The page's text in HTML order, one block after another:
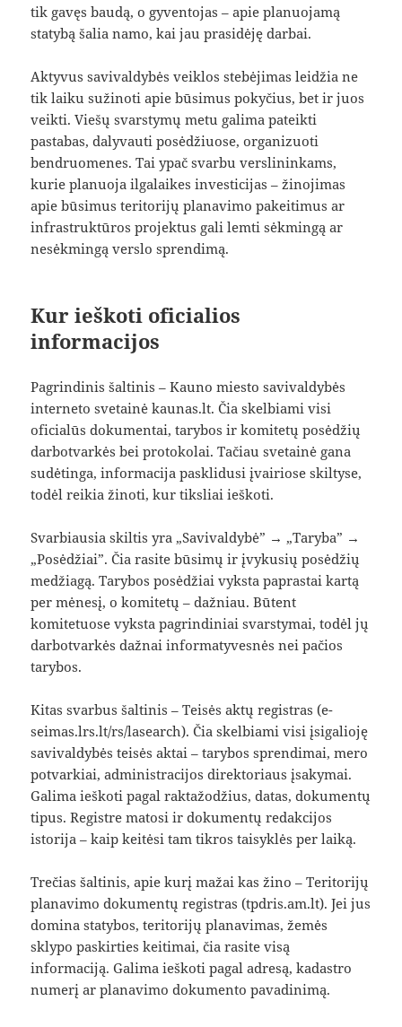
tik gavęs baudą, o gyventojas – apie planuojamą
statybą šalia namo, kai jau prasidėję darbai.
Aktyvus savivaldybės veiklos stebėjimas leidžia ne
tik laiku sužinoti apie būsimus pokyčius, bet ir juos
veikti. Viešų svarstymų metu galima pateikti
pastabas, dalyvauti posėdžiuose, organizuoti
bendruomenes. Tai ypač svarbu verslininkams,
kurie planuoja ilgalaikes investicijas – žinojimas
apie būsimus teritorijų planavimo pakeitimus ar
infrastruktūros projektus gali lemti sėkmingą ar
nesėkmingą verslo sprendimą.
Kur ieškoti oficialios
informacijos
Pagrindinis šaltinis – Kauno miesto savivaldybės
interneto svetainė kaunas.lt. Čia skelbiami visi
oficialūs dokumentai, tarybos ir komitetų posėdžių
darbotvarkės bei protokolai. Tačiau svetainė gana
sudėtinga, informacija pasklidusi įvairiose skiltyse,
todėl reikia žinoti, kur tiksliai ieškoti.
Svarbiausia skiltis yra „Savivaldybė” → „Taryba” →
„Posėdžiai”. Čia rasite būsimų ir įvykusių posėdžių
medžiagą. Tarybos posėdžiai vyksta paprastai kartą
per mėnesį, o komitetų – dažniau. Būtent
komitetuose vyksta pagrindiniai svarstymai, todėl jų
darbotvarkės dažnai informatyvesnės nei pačios
tarybos.
Kitas svarbus šaltinis – Teisės aktų registras (e-
seimas.lrs.lt/rs/lasearch). Čia skelbiami visi įsigalioję
savivaldybės teisės aktai – tarybos sprendimai, mero
potvarkiai, administracijos direktoriaus įsakymai.
Galima ieškoti pagal raktažodžius, datas, dokumentų
tipus. Registre matosi ir dokumentų redakcijos
istorija – kaip keitėsi tam tikros taisyklės per laiką.
Trečias šaltinis, apie kurį mažai kas žino – Teritorijų
planavimo dokumentų registras (tpdris.am.lt). Jei jus
domina statybos, teritorijų planavimas, žemės
sklypo paskirties keitimai, čia rasite visą
informaciją. Galima ieškoti pagal adresą, kadastro
numerį ar planavimo dokumento pavadinimą.